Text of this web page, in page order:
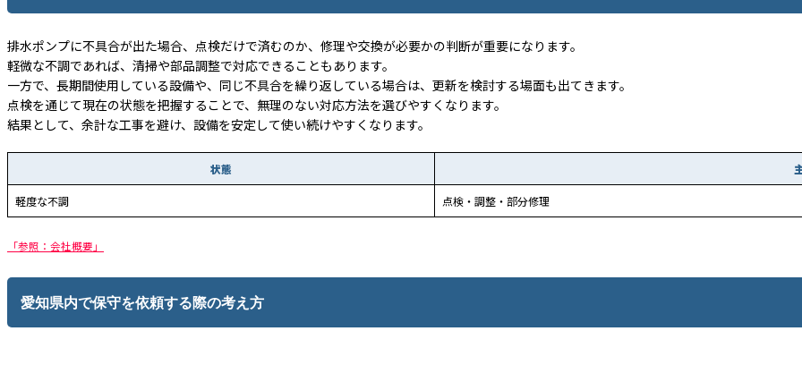
排水ポンプに不具合が出た場合、点検だけで済むのか、修理や交換が必要かの判断が重要になります。
軽微な不調であれば、清掃や部品調整で対応できることもあります。
一方で、長期間使用している設備や、同じ不具合を繰り返している場合は、更新を検討する場面も出てきます。
点検を通じて現在の状態を把握することで、無理のない対応方法を選びやすくなります。
結果として、余計な工事を避け、設備を安定して使い続けやすくなります。
状態
軽度な不調 点検・調整・部分修理
「参照：会社概要」
愛知県内で保守を依頼する際の考え方